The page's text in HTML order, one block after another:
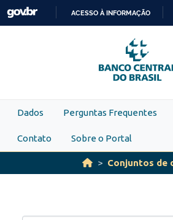
Skip to main content
PARA
O
ACESSO À INFORMAÇÃO
Dados Perguntas Frequentes
Contato Sobre o Portal
Conjuntos de